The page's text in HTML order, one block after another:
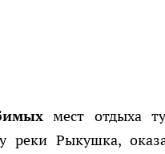
мест отдыха
реки Рыкушка,